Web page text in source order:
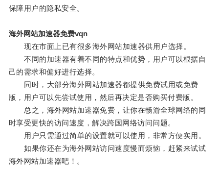
保障用户的隐私安全。
海外网站加速器免费vqn
现在市面上已有很多海外网站加速器供用户选择。
不同的加速器有着不同的特点和优势，用户可以根据自
己的需求和偏好进行选择。
同时，大部分海外网站加速器都提供免费试用或免费
版，用户可以先尝试使用，然后再决定是否购买付费版。
总之，海外网站加速器免费，让你在畅游全球网络的同
时享受更快的访问速度，解决跨国网络访问问题。
用户只需通过简单的设置就可以使用，非常方便实用。
如果你还在为海外网站访问速度慢而烦恼，赶紧来试试
海外网站加速器吧！。